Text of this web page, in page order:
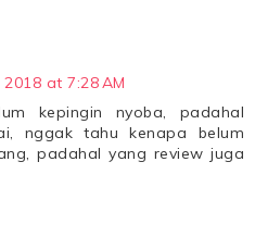
2018 at 7:28 AM
kepingin nyoba, padahal
nggak tahu kenapa belum
padahal yang review juga